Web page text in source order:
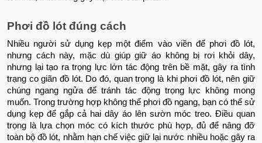
Phơi đồ lót đúng cách
Nhiều người sử dụng kẹp một điểm vào viền để phơi đồ lót,
nhưng cách này, mặc dù giúp giữ áo không bị rơi khỏi dây,
nhưng lại tạo ra trọng lực lớn tác động trên bề mặt, gây ra tình
trạng co giãn đồ lót. Do đó, quan trọng là khi phơi đồ lót, nên giữ
chúng ngang ngửa để tránh tác động trọng lực không mong
muốn. Trong trường hợp không thể phơi đồ ngang, bạn có thể sử
dụng kẹp để gắp cả hai dây áo lên sườn móc treo. Điều quan
trọng là lựa chọn móc có kích thước phù hợp, đủ để nâng đỡ
toàn bộ đồ lót, nhằm hạn chế việc giữ lại nước nhiều hoặc gây ra